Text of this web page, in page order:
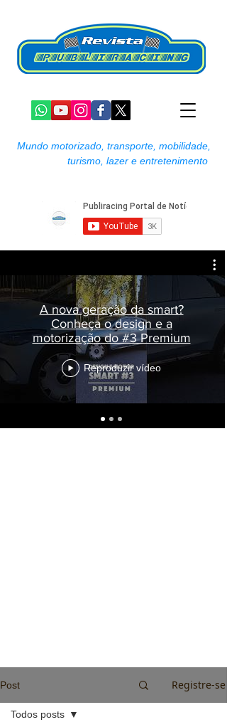
Mundo motorizado, transporte, mobilidade,
turismo, lazer e entretenimento
A nova geração da smart?
Conheça o design e a
motorização do #3 Premium
Reproduzir vídeo
Post Registre-se
Todos posts